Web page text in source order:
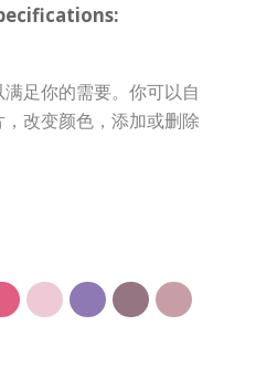
足你的需要。你可以自
改变颜色，添加或删除